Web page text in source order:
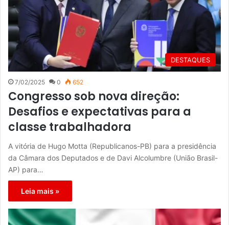
DESTAQUES
7/02/2025 0 652
Congresso sob nova direção:
Desafios e expectativas para a
classe trabalhadora
A vitória de Hugo Motta (Republicanos-PB) para a presidência
da Câmara dos Deputados e de Davi Alcolumbre (União Brasil-
AP) para…
Leia mais »